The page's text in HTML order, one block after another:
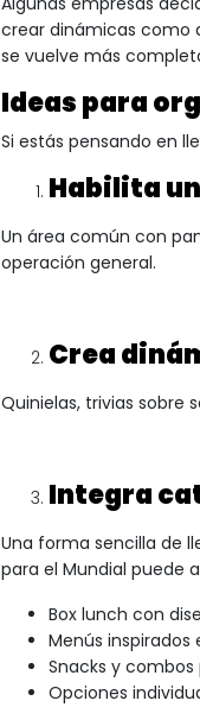
crear dinámicas como
se vuelve más
Ideas para
Si estás pensando en
Habilita
Un área común con
operación general.
Crea
Quinielas, trivias sobre
Integra
Una forma sencilla de
para el Mundial puede
Box lunch con
Menús
Snacks y
Opciones